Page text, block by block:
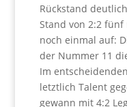
Rückstand
Stand von 2:2
noch einmal auf:
der Nummer 11
Im
letztlich Talent
gewann mit 4:2